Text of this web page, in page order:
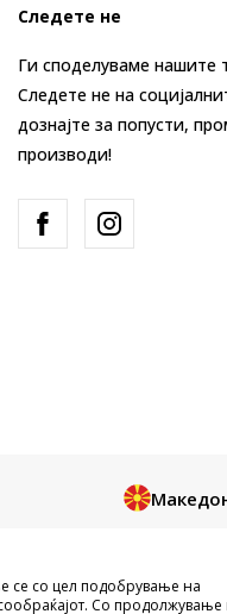
Следете не
Ги споделуваме нашите
Следете не на
дознајте за попусти,
производи!
однесува на логоа,
за било какви цели,
се со цел подобрување на
Со продолжување